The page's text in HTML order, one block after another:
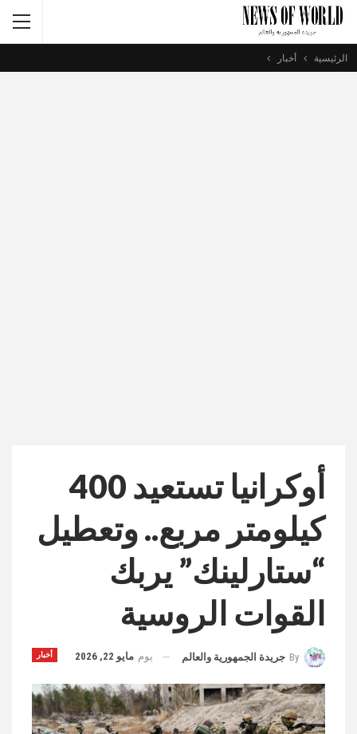
الرئيسية أخبار
أوكرانيا تستعيد 400
كيلومتر مربع.. وتعطيل
“ستارلينك” يربك
القوات الروسية
أخبار By جريدة الجمهورية والعالم يوم مايو 22, 2026